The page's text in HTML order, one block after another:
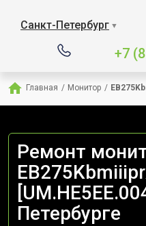
Санкт-Петербург ▼
+7
Главная / Монитор /
Ремонт
Петербурге